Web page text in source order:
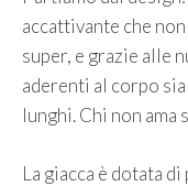
accattivante che
super, e grazie alle
aderenti al corpo
lunghi. Chi non
La giacca è dotata